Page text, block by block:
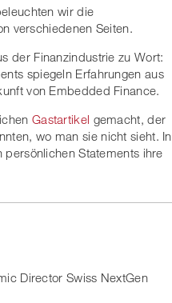
wir die
verschiedenen Seiten.
der Finanzindustrie zu Wort:
spiegeln Erfahrungen aus
von Embedded Finance.
Gastartikel gemacht, der
wo man sie nicht sieht. In
Statements ihre
Director Swiss NextGen